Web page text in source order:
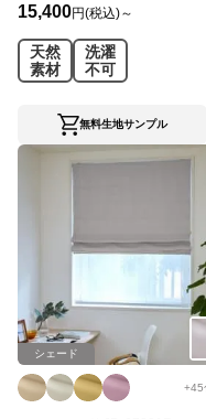
15,400円(税込)～
天然
素材
洗濯
不可
無料生地サンプル
シェード
+45